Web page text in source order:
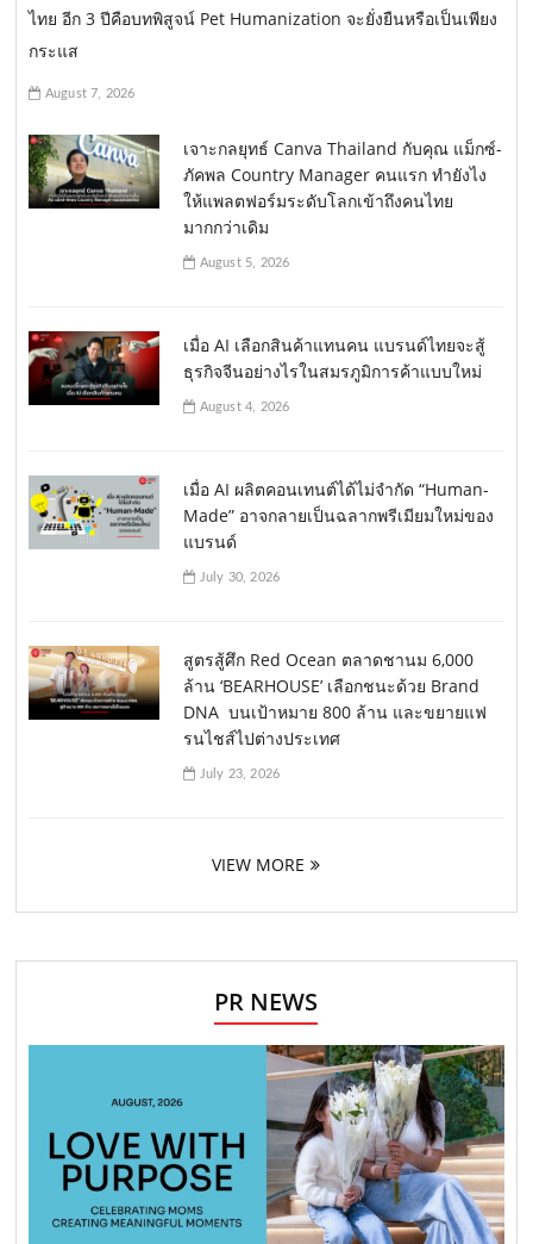
ไทย อีก 3 ปีคือบทพิสูจน์ Pet Humanization จะยั่งยืนหรือเป็นเพียง
กระแส
August 7, 2026
เจาะกลยุทธ์ Canva Thailand กับคุณ แม็กซ์-
ภัคพล Country Manager คนแรก ทำยังไง
ให้แพลตฟอร์มระดับโลกเข้าถึงคนไทย
มากกว่าเดิม
August 5, 2026
เมื่อ AI เลือกสินค้าแทนคน แบรนด์ไทยจะสู้
ธุรกิจจีนอย่างไรในสมรภูมิการค้าแบบใหม่
August 4, 2026
เมื่อ AI ผลิตคอนเทนต์ได้ไม่จำกัด “Human-
Made” อาจกลายเป็นฉลากพรีเมียมใหม่ของ
แบรนด์
July 30, 2026
สูตรสู้ศึก Red Ocean ตลาดชานม 6,000
ล้าน ‘BEARHOUSE’ เลือกชนะด้วย Brand
DNA บนเป้าหมาย 800 ล้าน และขยายแฟ
รนไชส์ไปต่างประเทศ
July 23, 2026
VIEW MORE
PR NEWS